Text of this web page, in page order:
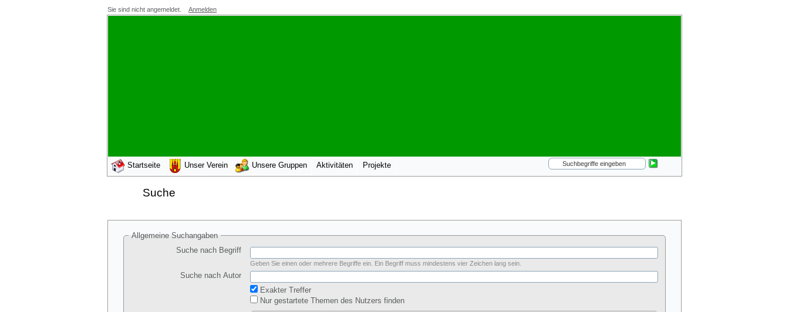
Sie sind nicht angemeldet. Anmelden
Startseite Unser Verein Unsere Gruppen Aktivitäten Projekte
Suche
Allgemeine Suchangaben
Suche nach Begriff
Geben Sie einen oder mehrere Begriffe ein. Ein Begriff muss mindestens vier Zeichen lang sein.
Suche nach Autor
Exakter Treffer
Nur gestartete Themen des Nutzers finden